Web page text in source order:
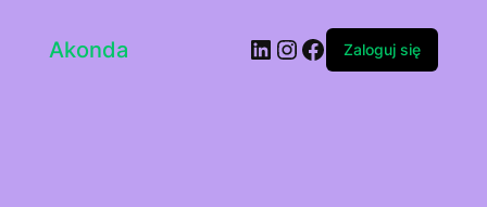
Akonda LinkedIn
Instagram
Facebook
Zaloguj się